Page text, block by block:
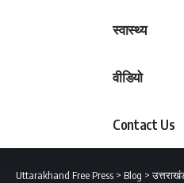
स्वास्थ्य
वीडियो
Contact Us
Uttarakhand Free Press > Blog >